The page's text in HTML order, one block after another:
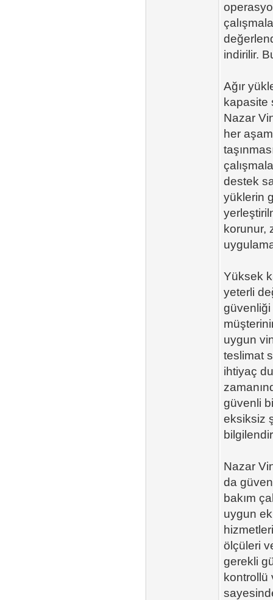
indirilir.
Ağır
kapasite
Nazar
her
destek
yüklerin
korunur,
Yüksek
yeterli
güvenliği
uygun
teslimat
ihtiyaç
güvenli
eksiksiz
Nazar
da
bakım
uygun
ölçüleri
gerekli
kontrollü